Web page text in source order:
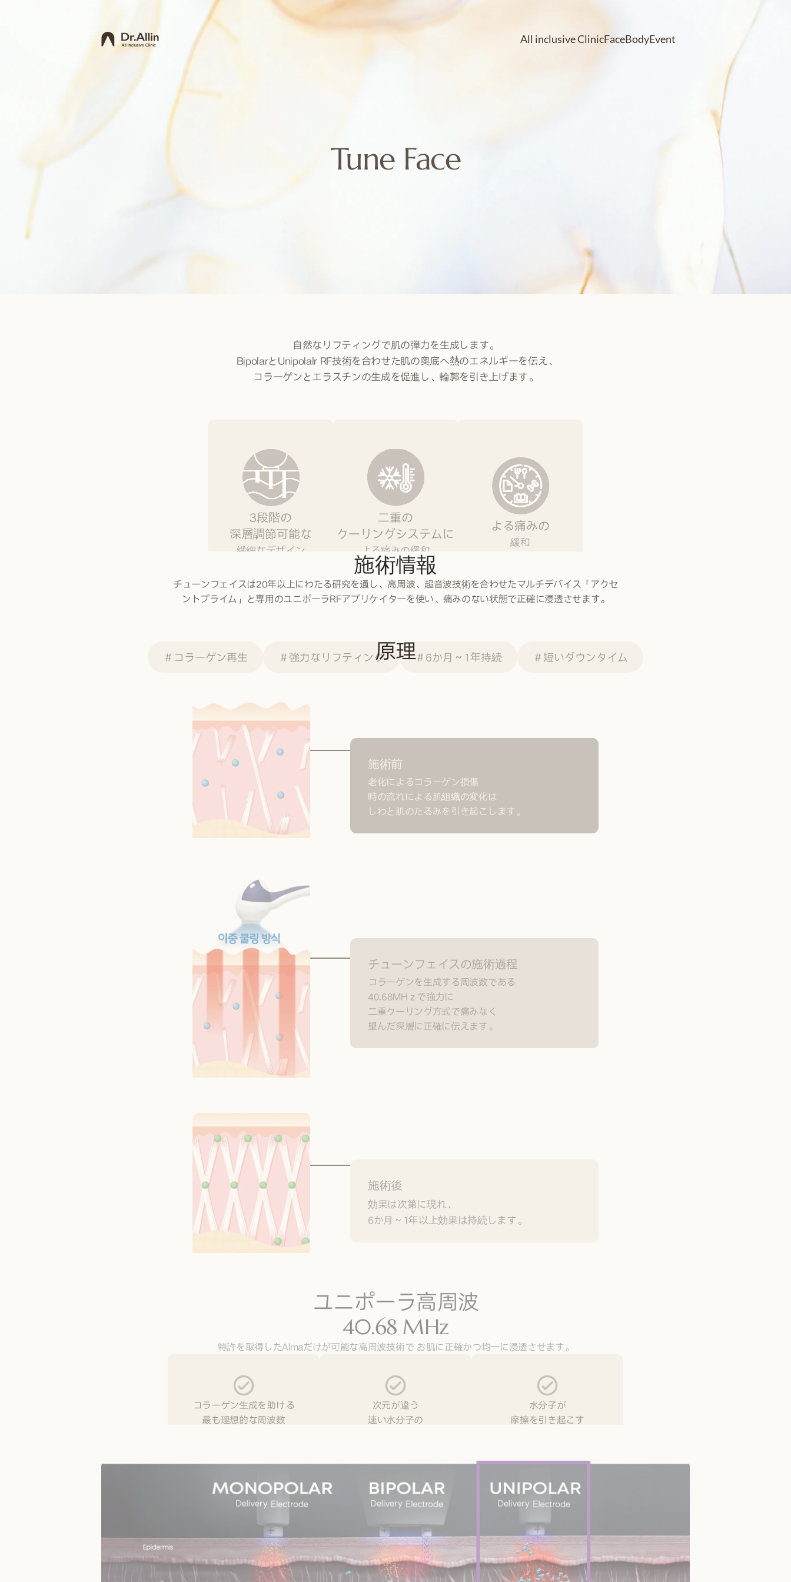
All inclusive ClinicFaceBodyEvent
Tune Face
Tune Face?
自然なリフティングで肌の弾力を生成します。
BipolarとUnipolalr RF技術を合わせた肌の奥底へ熱のエネルギーを伝え、
コラーゲンとエラスチンの生成を促進し、輪郭を引き上げます。
3段階の
深層調節可能な
繊細なデザイン
二重の
クーリングシステムに
よる痛みの緩和
よる痛みの
緩和
施術情報
チューンフェイスは20年以上にわたる研究を通し、高周波、超音波技術を合わせたマルチデバイス「アクセ
ントプライム」と専用のユニポーラRFアプリケイターを使い、痛みのない状態で正確に浸透させます。
＃コラーゲン再生 ＃強力なリフティング ＃6か月～1年持続 ＃短いダウンタイム
原理
施術前
老化によるコラーゲン損傷
時の流れによる肌組織の変化は
しわと肌のたるみを引き起こします。
チューンフェイスの施術過程
コラーゲンを生成する周波数である
40.68MHｚで強力に
二重クーリング方式で痛みなく
望んだ深層に正確に伝えます。
施術後
効果は次第に現れ、
6か月～1年以上効果は持続します。
ユニポーラ高周波
40.68 MHz
特許を取得したAlmaだけが可能な高周波技術で お肌に正確かつ均一に浸透させます。
コラーゲン生成を助ける
最も理想的な周波数
次元が違う
速い水分子の
水分子が
摩擦を引き起こす